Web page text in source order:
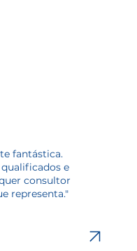
fantástica.
e
consultor
representa."